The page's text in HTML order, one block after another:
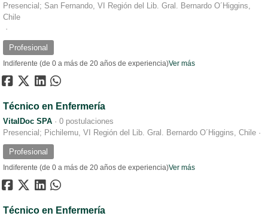
Presencial; San Fernando, VI Región del Lib. Gral. Bernardo O´Higgins,
Chile
·
Profesional
Indiferente (de 0 a más de 20 años de experiencia)Ver más
Técnico en Enfermería
VitalDoc SPA ·
Presencial; Pichilemu, VI Región del Lib. Gral. Bernardo O´Higgins, Chile ·
0 postulaciones
Profesional
Indiferente (de 0 a más de 20 años de experiencia)Ver más
Técnico en Enfermería